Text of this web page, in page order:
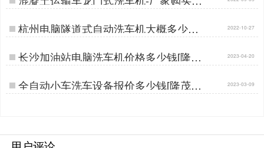
省差价30%[隆茂鑫晟]…
杭州电脑隧道式自动洗车机大概多少钱
[隆茂鑫晟]…
2022-10-27
长沙加油站电脑洗车机价格多少钱[隆茂
鑫晟]…
2023-04-20
全自动小车洗车设备报价多少钱[隆茂鑫
晟]…
2023-03-09